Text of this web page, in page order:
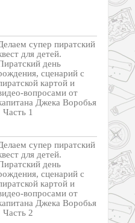
супер пиратский
для детей.
день
сценарий с
картой и
вопросами от
Джека Воробья
Часть 1
супер пиратский
для детей.
день
сценарий с
картой и
вопросами от
Джека Воробья
Часть 2